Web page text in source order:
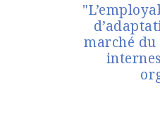
marché